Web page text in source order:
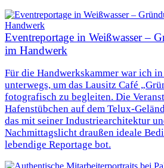
Eventreportage in Weißwasser –
im Handwerk
Für die Handwerkskammer war ich
unterwegs, um das Lausitz Café
fotografisch zu begleiten. Die
Hafenstübchen auf dem Telux-
das mit seiner Industriearchitektur
Nachmittagslicht draußen ideale
lebendige Reportage bot.